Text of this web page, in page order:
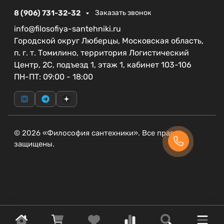
решением для любых раковин.
Порадуйте себя качеством и стильным дизайном
смесителя CEZARES LINER-LS-GM-W0 — выберите
надежность и эстетическое наслаждение в
каждой капле воды.
8 (906) 731-32-32 Заказать звонок
info@filosofiya-santehniki.ru
Городской округ Люберцы, Московская область,
п. г. т. Томилино, территория Логистический
Центр, 2С, подъезд 1, этаж 1, кабинет 103-106
ПН-ПТ: 09:00 - 18:00
© 2026 «Философия сантехники». Все права
защищены.